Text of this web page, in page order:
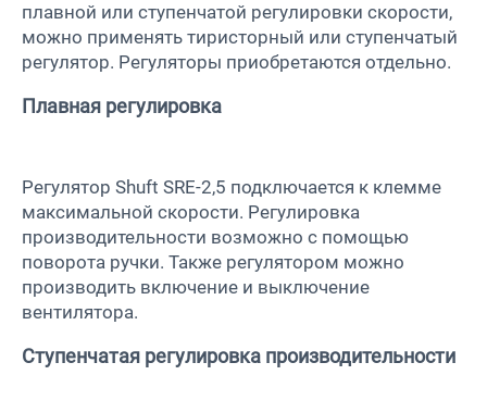
плавной или ступенчатой регулировки скорости,
можно применять тиристорный или ступенчатый
регулятор. Регуляторы приобретаются отдельно.
Плавная регулировка
Регулятор Shuft SRE-2,5 подключается к клемме
максимальной скорости. Регулировка
производительности возможно с помощью
поворота ручки. Также регулятором можно
производить включение и выключение
вентилятора.
Ступенчатая регулировка производительности